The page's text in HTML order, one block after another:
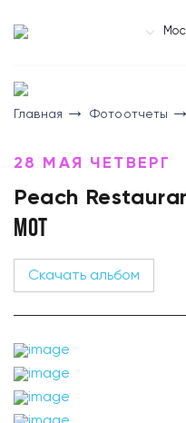
Главная Фотоотчеты
28 МАЯ ЧЕТВЕРГ
Peach
МОТ
Скачать альбом